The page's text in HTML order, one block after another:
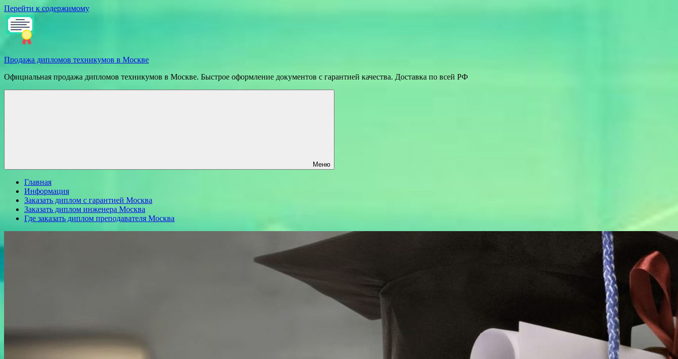
Перейти к содержимому
Продажа дипломов техникумов в Москве
Официальная продажа дипломов техникумов в Москве. Быстрое оформление документов с гарантией качества. Доставка по всей РФ
Меню
Главная
Информация
Заказать диплом с гарантией Москва
Заказать диплом инженера Москва
Где заказать диплом преподавателя Москва